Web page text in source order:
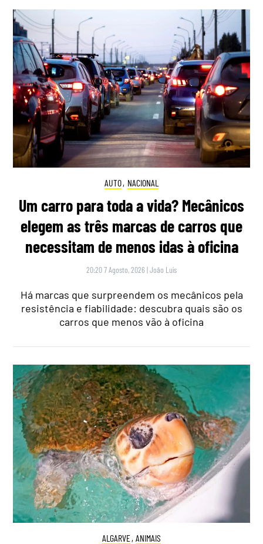
AUTO, NACIONAL
Um carro para toda a vida? Mecânicos
elegem as três marcas de carros que
necessitam de menos idas à oficina
20:20 7 Agosto, 2026 |João Luís
Há marcas que surpreendem os mecânicos pela
resistência e fiabilidade: descubra quais são os
carros que menos vão à oficina
ALGARVE, ANIMAIS